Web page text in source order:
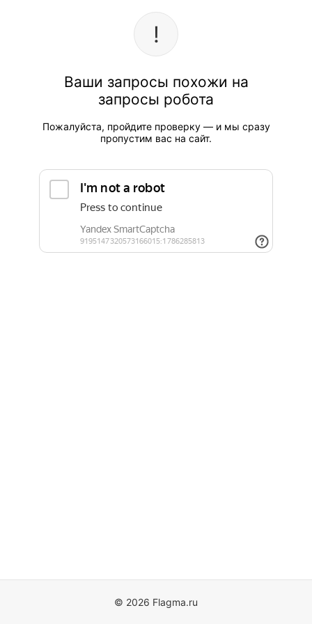
Ваши запросы похожи на
запросы робота
Пожалуйста, пройдите проверку — и мы сразу
пропустим вас на сайт.
© 2026 Flagma.ru